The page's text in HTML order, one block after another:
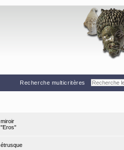
Recherche multicritères
miroir
"Eros"
étrusque